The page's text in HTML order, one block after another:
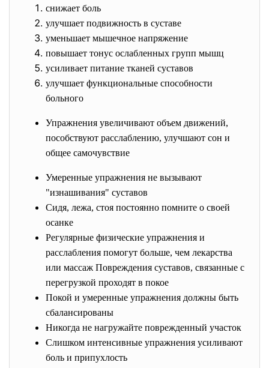
снижает боль
улучшает подвижность в суставе
уменьшает мышечное напряжение
повышает тонус ослабленных групп мышц
усиливает питание тканей суставов
улучшает функциональные способности
больного
Упражнения увеличивают объем движений,
пособствуют расслаблению, улучшают сон и
общее самочувствие
Умеренные упражнения не вызывают
"изнашивания" суставов
Сидя, лежа, стоя постоянно помните о своей
осанке
Регулярные физические упражнения и
расслабления помогут больше, чем лекарства
или массаж Повреждения суставов, связанные с
перегрузкой проходят в покое
Покой и умеренные упражнения должны быть
сбалансированы
Никогда не нагружайте поврежденный участок
Слишком интенсивные упражнения усиливают
боль и припухлость